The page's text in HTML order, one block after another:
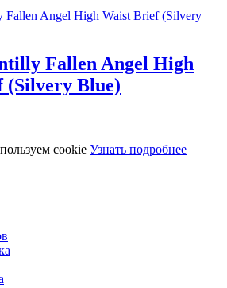
Fallen Angel High
(Silvery Blue)
Диапазон
1
cookie Узнать подробнее